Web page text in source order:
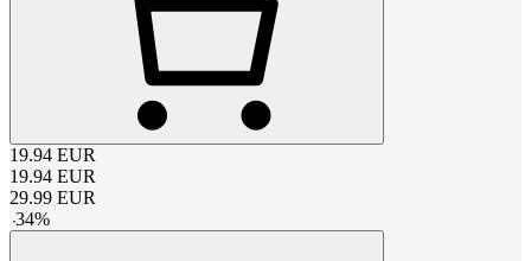
19.94 EUR
19.94 EUR
29.99 EUR
-34%